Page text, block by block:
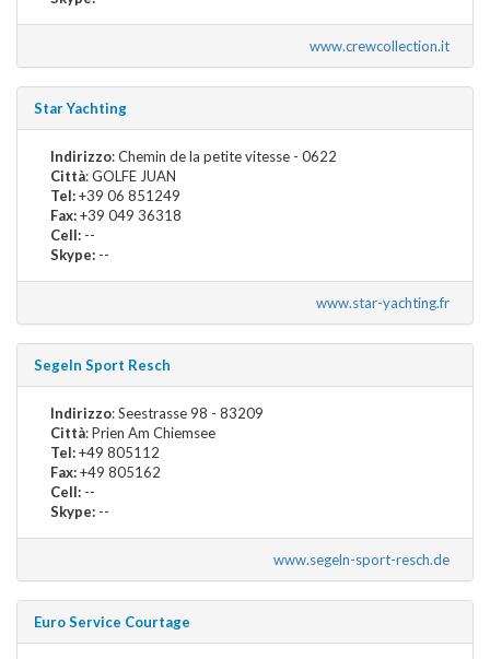
www.crewcollection.it
Star Yachting
Indirizzo: Chemin de la petite vitesse - 0622
Città: GOLFE JUAN
Tel:+39 06 851249
Fax:+39 049 36318
Cell: --
Skype: --
www.star-yachting.fr
Segeln Sport Resch
Indirizzo: Seestrasse 98 - 83209
Città: Prien Am Chiemsee
Tel:+49 805112
Fax:+49 805162
Cell: --
Skype: --
www.segeln-sport-resch.de
Euro Service Courtage